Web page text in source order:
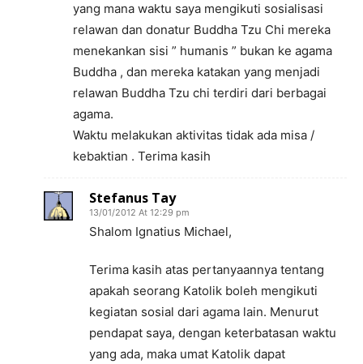
yang mana waktu saya mengikuti sosialisasi
relawan dan donatur Buddha Tzu Chi mereka
menekankan sisi ” humanis ” bukan ke agama
Buddha , dan mereka katakan yang menjadi
relawan Buddha Tzu chi terdiri dari berbagai
agama.
Waktu melakukan aktivitas tidak ada misa /
kebaktian . Terima kasih
Stefanus Tay
13/01/2012 At 12:29 pm
Shalom Ignatius Michael,
Terima kasih atas pertanyaannya tentang
apakah seorang Katolik boleh mengikuti
kegiatan sosial dari agama lain. Menurut
pendapat saya, dengan keterbatasan waktu
yang ada, maka umat Katolik dapat